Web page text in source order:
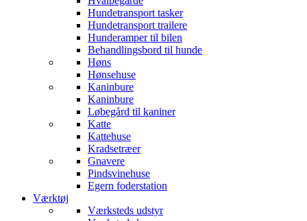
Hundetransport tasker
Hundetransport trailere
Hunderamper til bilen
Behandlingsbord til hunde
Høns
Hønsehuse
Kaninbure
Kaninbure
Løbegård til kaniner
Katte
Kattehuse
Kradsetræer
Gnavere
Pindsvinehuse
Egern foderstation
Værktøj
Værksteds udstyr